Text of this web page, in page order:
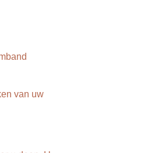
van uw